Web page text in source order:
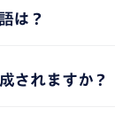
は？
されますか？